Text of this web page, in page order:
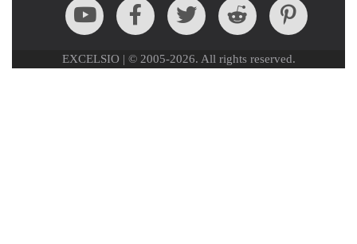
EXCELSIO | © 2005-2026. All rights reserved.